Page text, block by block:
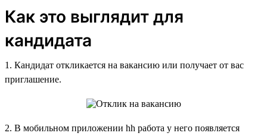
Как это выглядит для
кандидата
1. Кандидат откликается на вакансию или получает от вас
приглашение.
2. В мобильном приложении hh работа у него появляется